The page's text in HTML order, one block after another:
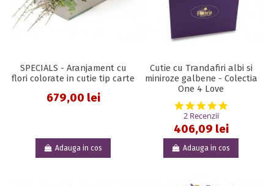
SPECIALS - Aranjament cu
flori colorate in cutie tip carte
679,00 lei
Adauga in cos
Cutie cu Trandafiri albi si
miniroze galbene - Colectia
One 4 Love
5.0 star
2 Recenzii
406,09 lei
Adauga in cos